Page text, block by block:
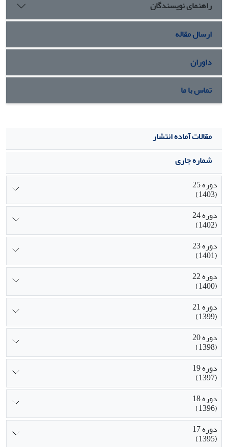
روابط قدرت موجود در چنین فضاهایی نمی‌کند و باید معنای این
نوع از قدرت را در جایی دیگر جست و آن جایی نیست جز کنترل،
رؤیت‌پذیری و به‌هنجارسازی بدن‌ها که از طریق تفکیک بر اساس
ویژگی‌های از پیش تعیین شده اعمال می‌گردد.
راهنمای نویسندگان
ارسال مقاله
داوران
تماس با ما
مقالات آماده انتشار
شماره جاری
دوره 25
(1403)
دوره 24
(1402)
دوره 23
(1401)
دوره 22
(1400)
دوره 21
(1399)
دوره 20
(1398)
دوره 19
(1397)
دوره 18
(1396)
دوره 17
(1395)